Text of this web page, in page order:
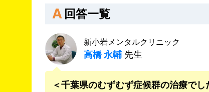
A 回答一覧
新小岩メンタルクリニック
高橋 永輔先生
＜千葉県のむずむず症候群の治療でし